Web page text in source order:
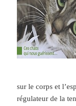
sur le corps et
régulateur de la